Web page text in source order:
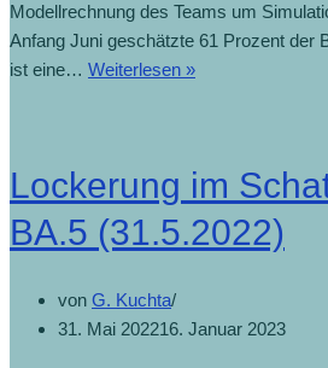
Modellrechnung des Teams um
Anfang Juni geschätzte 61 Prozent
ist eine… Weiterlesen »
Lockerung im
BA.5 (31.5.2022)
von G. Kuchta
31. Mai 202216. Januar 2023